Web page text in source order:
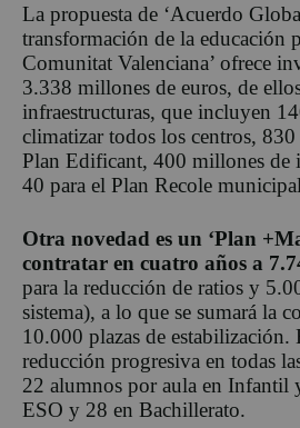
La propuesta de ‘Acuerdo
transformación de la educación
Comunitat Valenciana’ ofrece
3.338 millones de euros, de
infraestructuras, que incluyen
climatizar todos los centros,
Plan Edificant, 400 millones de
40 para el Plan Recole
Otra novedad es un ‘Plan
contratar en cuatro años a
para la reducción de ratios y
sistema), a lo que se sumará la
10.000 plazas de estabilización.
reducción progresiva en todas
22 alumnos por aula en Infantil
ESO y 28 en Bachillerato.